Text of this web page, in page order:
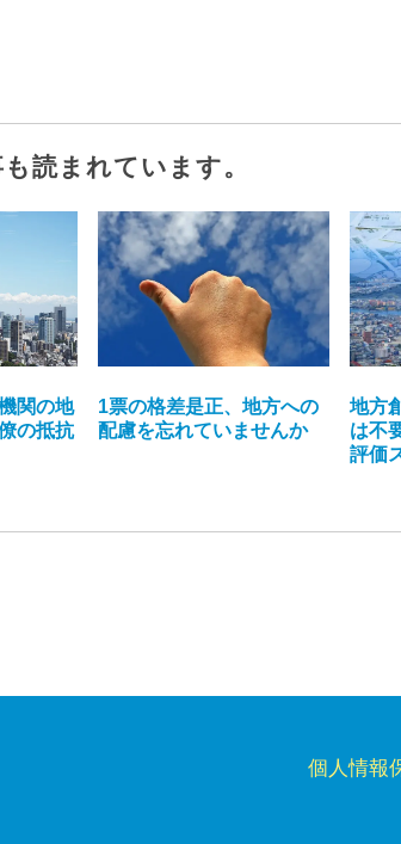
読まれています。
関の地
の抵抗
1票の格差是正、地方への
配慮を忘れていませんか
地方
は不
評価
個人情報